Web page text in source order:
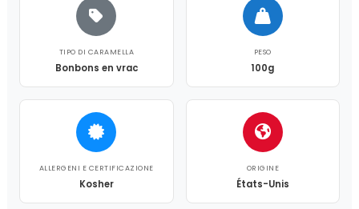
TIPO DI CARAMELLA
Bonbons en vrac
PESO
100g
ALLERGENI E CERTIFICAZIONE
Kosher
ORIGINE
États-Unis